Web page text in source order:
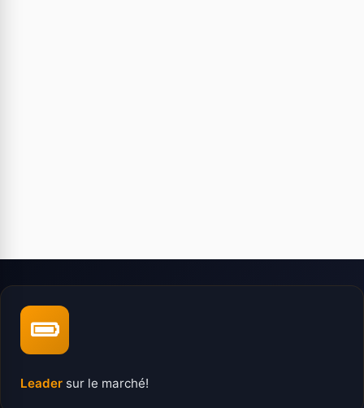
Leader sur le marché!